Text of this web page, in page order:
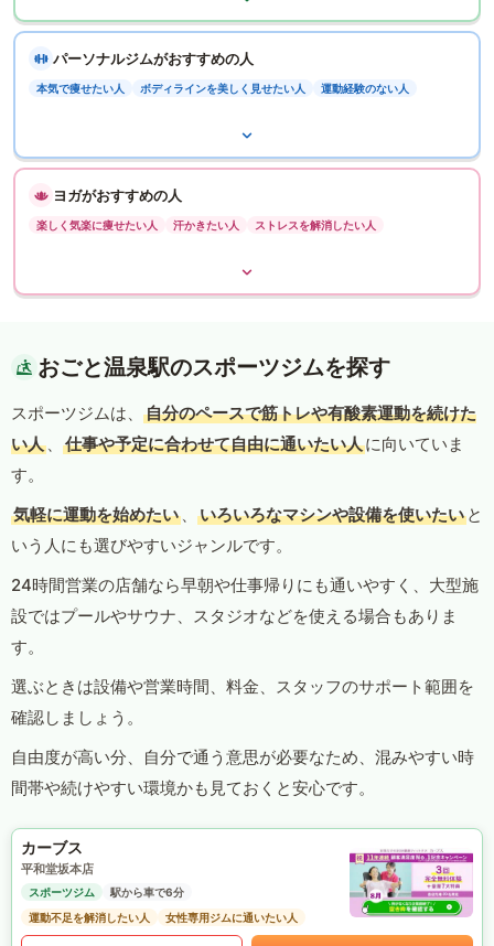
パーソナルジムがおすすめの人
本気で痩せたい人 ボディラインを美しく見せたい人 運動経験のない人
ヨガがおすすめの人
楽しく気楽に痩せたい人 汗かきたい人 ストレスを解消したい人
おごと温泉駅のスポーツジムを探す
スポーツジムは、
自分のペースで筋トレや有酸素運動を続けた
い人 、 仕事や予定に合わせて自由に通いたい人に向いていま
す。
気軽に運動を始めたい 、 いろいろなマシンや設備を使いたい と
いう人にも選びやすいジャンルです。
24時間営業の店舗なら早朝や仕事帰りにも通いやすく、大型施
設ではプールやサウナ、スタジオなどを使える場合もありま
す。
選ぶときは設備や営業時間、料金、スタッフのサポート範囲を
確認しましょう。
自由度が高い分、自分で通う意思が必要なため、混みやすい時
間帯や続けやすい環境かも見ておくと安心です。
カーブス
平和堂坂本店
スポーツジム
駅から車で6分
運動不足を解消したい人
女性専用ジムに通いたい人